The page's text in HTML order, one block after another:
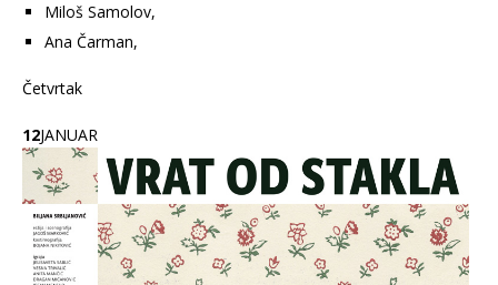
Miloš Samolov,
Ana Čarman,
Četvrtak
12JANUAR